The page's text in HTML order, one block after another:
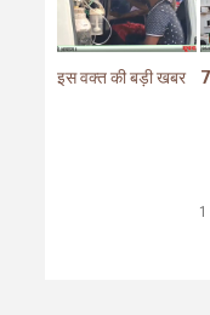
इस वक्त की बड़ी खबर
1